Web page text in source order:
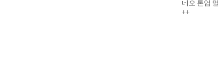
네오 톤업
++